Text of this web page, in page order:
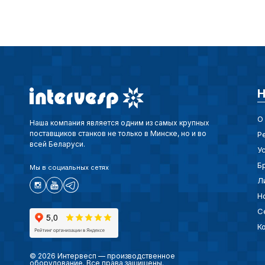
Наша компания является одним из самых крупных
поставщиков станков не только в Минске, но и во
всей Беларуси.
Мы в социальных сетях
© 2026 Интервесп — производственное
оборудование. Все права защищены.
О